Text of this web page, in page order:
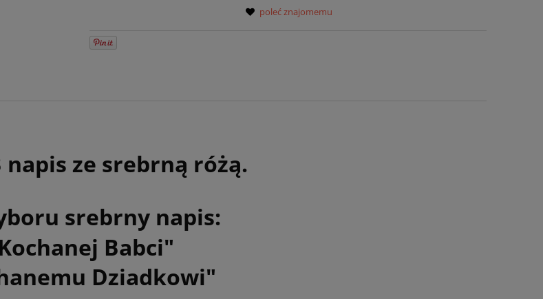
poleć znajomemu
napis ze srebrną różą.
srebrny napis:
Babci"
Dziadkowi"